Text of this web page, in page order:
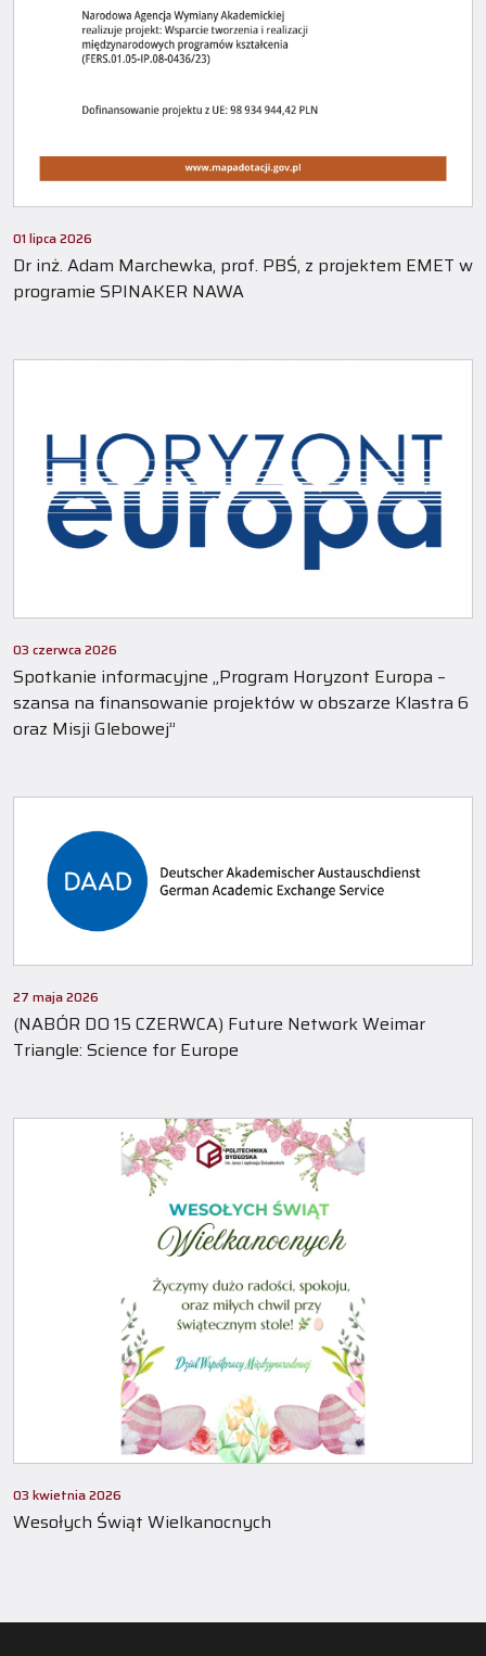
01 lipca 2026
Dr inż. Adam Marchewka, prof. PBŚ, z projektem EMET w
programie SPINAKER NAWA
03 czerwca 2026
Spotkanie informacyjne „Program Horyzont Europa –
szansa na finansowanie projektów w obszarze Klastra 6
oraz Misji Glebowej”
27 maja 2026
(NABÓR DO 15 CZERWCA) Future Network Weimar
Triangle: Science for Europe
03 kwietnia 2026
Wesołych Świąt Wielkanocnych